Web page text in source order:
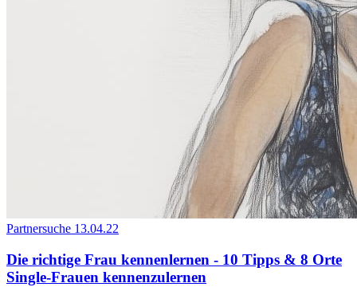
Partnersuche 13.04.22
Die richtige Frau kennenlernen - 10 Tipps & 8 Orte
Single-Frauen kennenzulernen